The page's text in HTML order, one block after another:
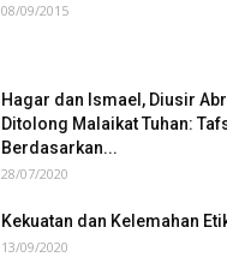
08/09/2015
Hagar dan Ismael, Diusir
Ditolong Malaikat Tuhan:
Berdasarkan...
28/07/2020
Kekuatan dan Kelemahan
13/09/2020